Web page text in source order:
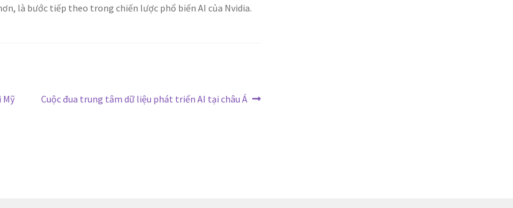
là bước tiếp theo trong chiến lược phổ biến AI của Nvidia.
Mỹ
Bài
Cuộc đua trung tâm dữ liệu phát triển AI tại châu Á